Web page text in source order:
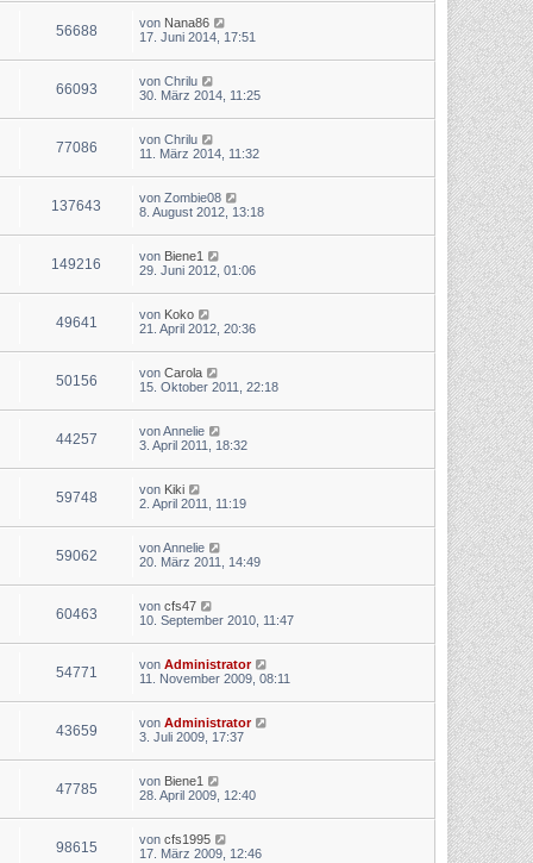
56688 von Nana86
17. Juni 2014, 17:51
66093 von Chrilu
30. März 2014, 11:25
77086 von Chrilu
11. März 2014, 11:32
137643 von Zombie08
8. August 2012, 13:18
149216 von Biene1
29. Juni 2012, 01:06
49641 von Koko
21. April 2012, 20:36
50156 von Carola
15. Oktober 2011, 22:18
44257 vonAnnelie
3. April 2011, 18:32
59748 von Kiki
2. April 2011, 11:19
59062 vonAnnelie
20. März 2011, 14:49
60463 von cfs47
10. September 2010, 11:47
54771 von Administrator
11. November 2009, 08:11
43659 von Administrator
3. Juli 2009, 17:37
47785 von Biene1
28. April 2009, 12:40
98615 von cfs1995
17. März 2009, 12:46